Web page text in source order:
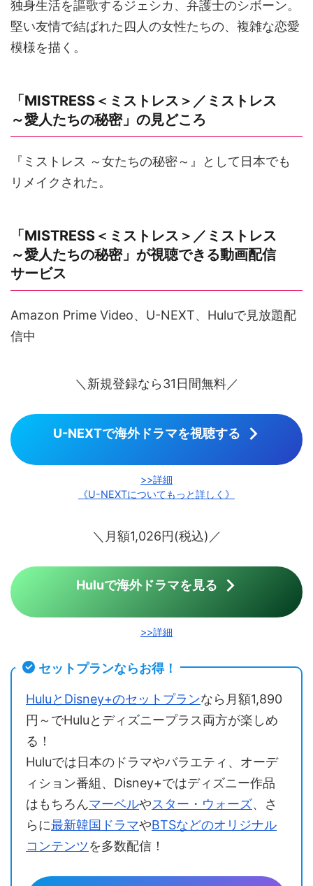
独身生活を謳歌するジェシカ、弁護士のシボーン。
堅い友情で結ばれた四人の女性たちの、複雑な恋愛
模様を描く。
「MISTRESS＜ミストレス＞／ミストレス
～愛人たちの秘密」の見どころ
『ミストレス ～女たちの秘密～』として日本でも
リメイクされた。
「MISTRESS＜ミストレス＞／ミストレス
～愛人たちの秘密」が視聴できる動画配信
サービス
Amazon Prime Video、U-NEXT、Huluで見放題配
信中
＼新規登録なら31日間無料／
U-NEXTで海外ドラマを視聴する
>>詳細
《U-NEXTについてもっと詳しく》
＼月額1,026円(税込)／
Huluで海外ドラマを見る
>>詳細
セットプランならお得！
HuluとDisney+のセットプランなら月額1,890
円～でHuluとディズニープラス両方が楽しめ
る！
Huluでは日本のドラマやバラエティ、オーデ
ィション番組、Disney+ではディズニー作品
はもちろんマーベルやスター・ウォーズ、さ
らに最新韓国ドラマやBTSなどのオリジナル
コンテンツを多数配信！